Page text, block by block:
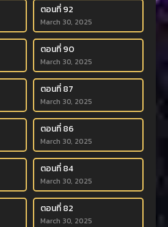
ตอนที่ 92
March 30, 2025
ตอนที่ 90
March 30, 2025
ตอนที่ 87
March 30, 2025
ตอนที่ 86
March 30, 2025
ตอนที่ 84
March 30, 2025
ตอนที่ 82
March 30, 2025